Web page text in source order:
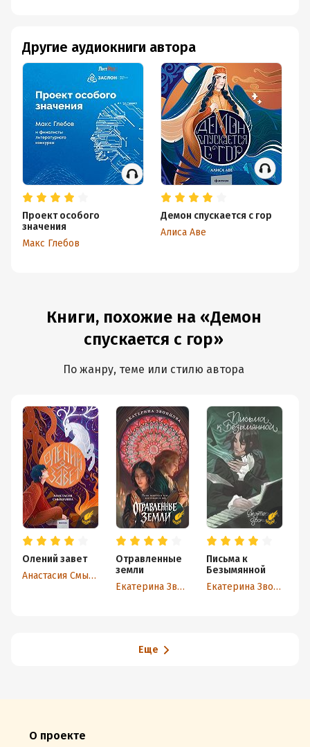
Другие аудиокниги автора
Проект особого
значения
Макс Глебов
Демон спускается с гор
Алиса Аве
Книги, похожие на «Демон
спускается с гор»
По жанру, теме или стилю автора
Олений завет
Анастасия Смышляева
Отравленные
земли
Екатерина Звонцова
Письма к
Безымянной
Екатерина Звонцова
Еще
О проекте